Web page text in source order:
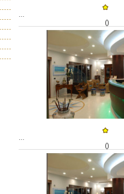
()
()